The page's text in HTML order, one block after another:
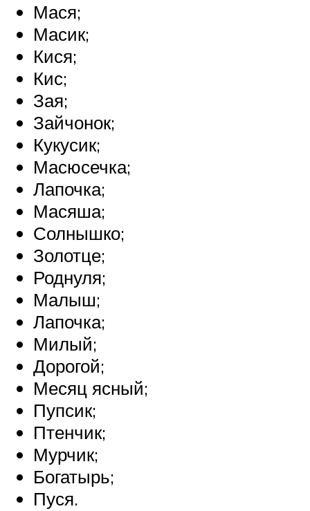
Мася;
Масик;
Кися;
Кис;
Зая;
Зайчонок;
Кукусик;
Масюсечка;
Лапочка;
Масяша;
Солнышко;
Золотце;
Роднуля;
Малыш;
Лапочка;
Милый;
Дорогой;
Месяц ясный;
Пупсик;
Птенчик;
Мурчик;
Богатырь;
Пуся.